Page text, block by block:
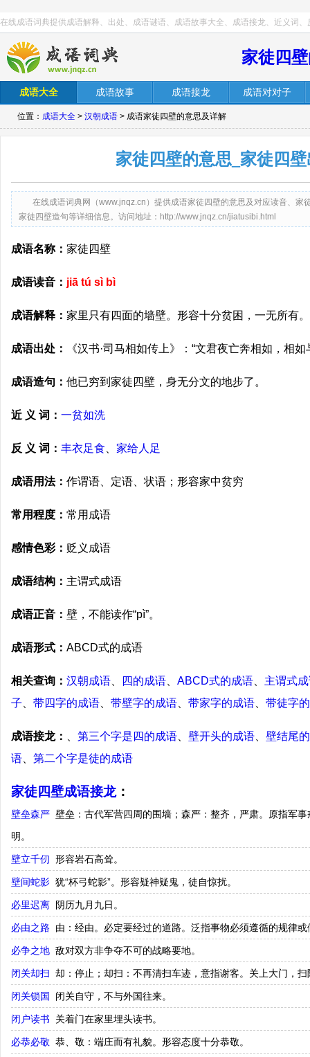
在线成语词典提供成语解释、出处、成语谜语、成语故事大全、成语接龙、近义词、
家徒四
成语大全 成语故事 成语接龙 成语对对子
位置： 成语大全 > 汉朝成语 > 成语家徒四壁的意思及详解
家徒四壁的意思_家徒四
在线成语词典网（www.jnqz.cn）提供成语家徒四壁的意思及对应读音、家
家徒四壁造句等详细信息。访问地址：http://www.jnqz.cn/jiatusibi.html
成语名称： 家徒四壁
成语读音： jiā tú sì bì
成语解释： 家里只有四面的墙壁。形容十分贫困，一无所有
成语出处： 《汉书·司马相如传上》：“文君夜亡奔相如，相
成语造句： 他已穷到家徒四壁，身无分文的地步了。
近 义 词： 一贫如洗
反 义 词： 丰衣足食 家给人足
成语用法： 作谓语、定语、状语；形容家中贫穷
常用程度： 常用成语
感情色彩： 贬义成语
成语结构： 主谓式成语
成语正音： 壁，不能读作“pì”。
成语形式： ABCD式的成语
相关查询： 汉朝成语 四的成语 ABCD式的成语
主谓式
子
带四字的成语 带壁字的成语 带家字的成语 带徒字
成语接龙： 第三个字是四的成语 壁开头的成语
壁结尾
语
第二个字是徒的成语
家徒四壁成语接龙：
壁垒森严 壁垒：古代军营四周的围墙；森严：整齐，严肃。原指军
明。
壁立千仞 形容岩石高耸。
壁间蛇影 犹“杯弓蛇影”。形容疑神疑鬼，徒自惊扰。
必里迟离 阴历九月九日。
必由之路 由：经由。必定要经过的道路。泛指事物必须遵循的规律
必争之地 敌对双方非争夺不可的战略要地。
闭关却扫 却：停止；却扫：不再清扫车迹，意指谢客。关上大门，
闭关锁国 闭关自守，不与外国往来。
闭户读书 关着门在家里埋头读书。
必恭必敬 恭、敬：端庄而有礼貌。形容态度十分恭敬。